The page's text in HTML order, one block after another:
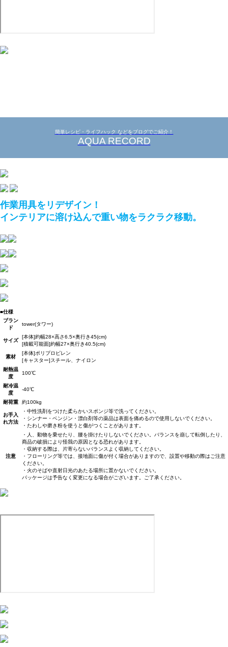
簡単レシピ・ライフハック などをブログでご紹介！
AQUA RECORD
作業用具をリデザイン！
インテリアに溶け込んで重い物をラクラク移動。
■仕様
ブラン
ド
tower(タワー)
サイズ
[本体]約幅28×高さ6.5×奥行き45(cm)
[積載可能面]約幅27×奥行き40.5(cm)
素材
[本体]ポリプロピレン
[キャスター]スチール、ナイロン
耐熱温
度
100℃
耐冷温
度
-40℃
耐荷重 約100kg
お手入
れ方法
・中性洗剤をつけた柔らかいスポンジ等で洗ってください。
・シンナー・ベンジン・漂白剤等の薬品は表面を痛めるので使用しないでください。
・たわしや磨き粉を使うと傷がつくことがあります。
注意
・人、動物を乗せたり、腰を掛けたりしないでください。バランスを崩して転倒したり、
商品の破損により怪我の原因となる恐れがあります。
・収納する際は、片寄らないバランスよく収納してください。
・フローリング等では、接地面に傷が付く場合がありますので、設置や移動の際はご注意
ください。
・火のそばや直射日光のあたる場所に置かないでください。
パッケージは予告なく変更になる場合がございます。ご了承ください。